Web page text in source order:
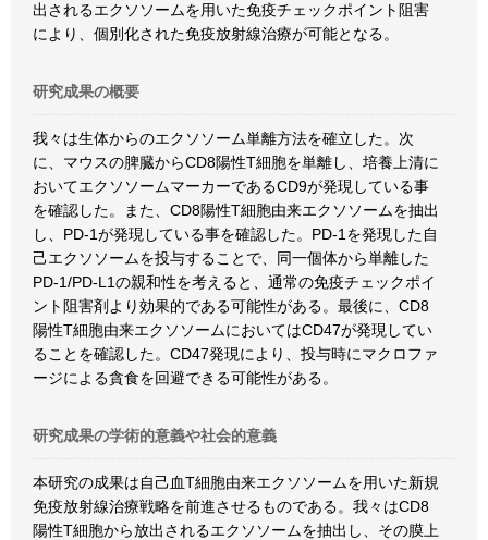
出されるエクソソームを用いた免疫チェックポイント阻害
により、個別化された免疫放射線治療が可能となる。
研究成果の概要
我々は生体からのエクソソーム単離方法を確立した。次
に、マウスの脾臓からCD8陽性T細胞を単離し、培養上清に
おいてエクソソームマーカーであるCD9が発現している事
を確認した。また、CD8陽性T細胞由来エクソソームを抽出
し、PD-1が発現している事を確認した。PD-1を発現した自
己エクソソームを投与することで、同一個体から単離した
PD-1/PD-L1の親和性を考えると、通常の免疫チェックポイ
ント阻害剤より効果的である可能性がある。最後に、CD8
陽性T細胞由来エクソソームにおいてはCD47が発現してい
ることを確認した。CD47発現により、投与時にマクロファ
ージによる貪食を回避できる可能性がある。
研究成果の学術的意義や社会的意義
本研究の成果は自己血T細胞由来エクソソームを用いた新規
免疫放射線治療戦略を前進させるものである。我々はCD8
陽性T細胞から放出されるエクソソームを抽出し、その膜上